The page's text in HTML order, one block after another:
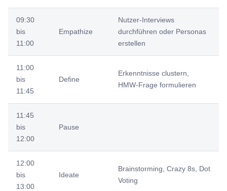
09:30
bis
11:00
Empathize
Nutzer-Interviews
durchführen oder Personas
erstellen
11:00
bis
11:45
Define
Erkenntnisse clustern,
HMW-Frage formulieren
11:45
bis
12:00
Pause
12:00
bis
13:00
Ideate
Brainstorming, Crazy 8s, Dot
Voting